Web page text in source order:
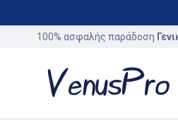
100% ασφαλής παράδοση